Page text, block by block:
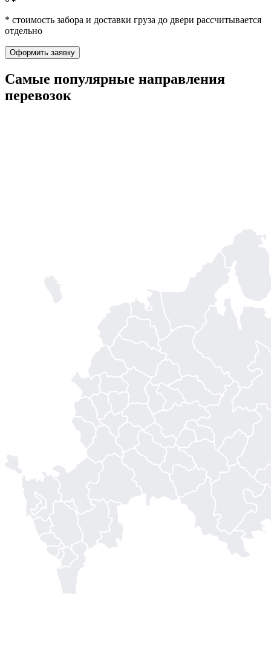
* стоимость забора и доставки груза до двери рассчитывается
отдельно
Оформить заявку
Самые популярные направления
перевозок